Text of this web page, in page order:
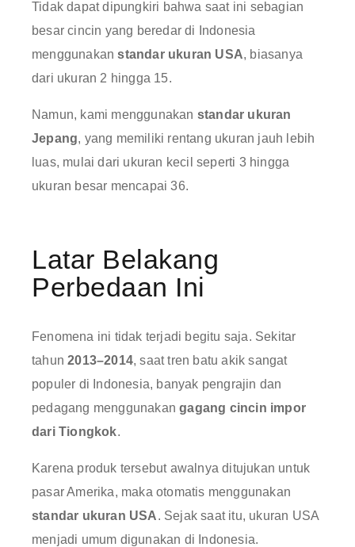
Tidak dapat dipungkiri bahwa saat ini sebagian
besar cincin yang beredar di Indonesia
menggunakanstandar ukuran USA, biasanya
dari ukuran 2 hingga 15.
Namun, kami menggunakan standar ukuran
Jepang, yang memiliki rentang ukuran jauh lebih
luas, mulai dari ukuran kecil seperti 3 hingga
ukuran besar mencapai 36.
Latar Belakang
Perbedaan Ini
Fenomena ini tidak terjadi begitu saja. Sekitar
tahun2013–2014, saat tren batu akik sangat
populer di Indonesia, banyak pengrajin dan
pedagang menggunakangagang cincin impor
dari Tiongkok.
Karena produk tersebut awalnya ditujukan untuk
pasar Amerika, maka otomatis menggunakan
standar ukuran USA. Sejak saat itu, ukuran USA
menjadi umum digunakan di Indonesia.